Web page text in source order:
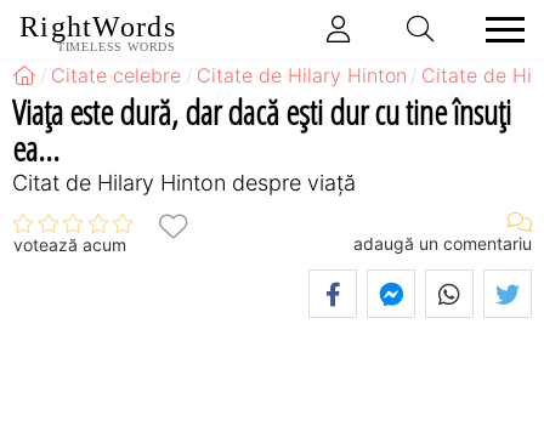
RightWords
TIMELESS WORDS
Citate celebre Citate de Hilary Hinton Citate de
Viaţa este dură, dar dacă eşti dur cu tine însuţi
ea...
Citat de Hilary Hinton despre viață
votează acum adaugă un comentariu